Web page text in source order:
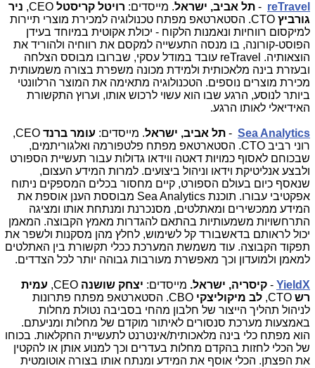
reTravel
- תל אביב, ישראל. מייסדים: רויטל קריסטל CEO
, ניר
גורביץ CTO. הסטארטאפ מפתח טכנולוגיה למכירת מוצרי תיירות
למיקסום רווחיות ונאמנות הלקוח - יכולת אקוטית במיוחד בעידן
הפוסט-קורונה, בו מנסה התעשייה למקסם את רווחיה ולהוריד את
הוצאותיה. reTravel עובד במודל עסקי, שברובו מבוסס הצלחה
ובעזרת בינה מלאכותית ולמידת מכונה משפרת בצורה משמעותית
מכירת מוצרים נוספים. הטכנולוגיה מתאימה את המוצר הרלוונטי
ביותר לנוסע, הרגע שבו הוא עשוי לרכוש אותו, וערוץ התקשורת
האידיאלי לאותו הרגע.
Sea Analytics
- תל אביב, ישראל. מייסדים: עומר ברנד CEO
,
רוני רביב CTO. הסטארטאפ מפתח פלטפורמה ואלגוריתמים,
שבכוחם לאסוף כמויות דאטה ווידאו גדולות עבור תעשיית הספורט
ולבצע אנליטיקת וידאו וניהול ביצועים. למרות המידע העצום,
שנאסף כיום בעולם הספורט, קיים מחסור בכלים המספקים ניתוח
אפקטיבי עבורו. תוכנת Sea Analytics מבוססת הענן אוספת את
המידע ממכשירים ומאתלטים, מסנכרנת ומנתחת אותו ומציגה
התרחשויות משמעותיות בהתאם להגדרות מאמץ הקבוצה. המאמן
יכול לראותם בדאשבורד קל לשימוש, לחלץ מהן מסקנות ולשפר את
תפקוד הקבוצה. עוד משמשת המערכת ככלי תקשורת בין האתלטים
למאמן ולמועדון וכך מאפשרת מעורבות גבוהה יותר לכל הצדדים.
YieldX
- קיסריה, ישראל. מייסדים: יצחק שושנה CEO
, עמית
רש CTO
, לב מיקוליצקי CBO. הסטארטאפ מפתח פתרונות
לניהול תהליך הייצור של חלבון מהחי בסביבה נטולת מחלות
באמצעות מערכת סנסורים לאיתור מוקדם של מחלות ומניעתם.
הוא מפתח כלי בינה מלאכותית/אינטרנט לתעשיית החקלאות. בכוחו
של הכלי לחזות בהקדם מחלות בעדרים וכך למנוע אותן או להקטין
את הפצתן. הכלי אוסף את המידע ומנתח אותו בצורה אוטומטית